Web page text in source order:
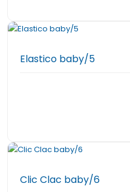
Elastico baby/5
Clic Clac baby/6